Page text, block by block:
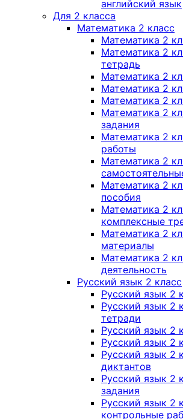
английский язык
Для 2 класса
Математика 2 класс
Математика 2
Математика 2
тетрадь
Математика 2
Математика 2
Математика 2
Математика 2
задания
Математика 2
работы
Математика 2
Математика 2
пособия
Математика 2
комплексные
Математика 2
материалы
Математика 2
деятельность
Русский язык 2 класс
Русский язык 2
Русский язык 2
тетради
Русский язык 2
Русский язык 2
Русский язык 2
диктантов
Русский язык 2
задания
Русский язык 2
контрольные